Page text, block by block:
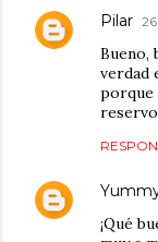
Pilar
Bueno,
verdad
porque
¡Qué